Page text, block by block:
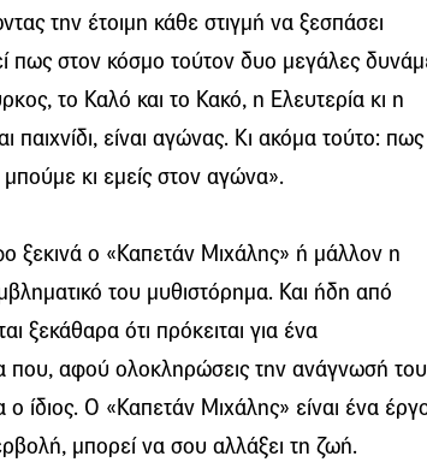
την έτοιμη κάθε στιγμή να ξεσπάσει
πως στον κόσμο τούτον δυο μεγάλες
το Καλό και το Κακό, η Ελευτερία κι η
παιχνίδι, είναι αγώνας. Κι ακόμα τούτο: πως
κι εμείς στον αγώνα».
ο «Καπετάν Μιχάλης» ή μάλλον η
του μυθιστόρημα. Και ήδη από
ξεκάθαρα ότι πρόκειται για ένα
που, αφού ολοκληρώσεις την ανάγνωσή
ο ίδιος. Ο «Καπετάν Μιχάλης» είναι ένα
μπορεί να σου αλλάξει τη ζωή.